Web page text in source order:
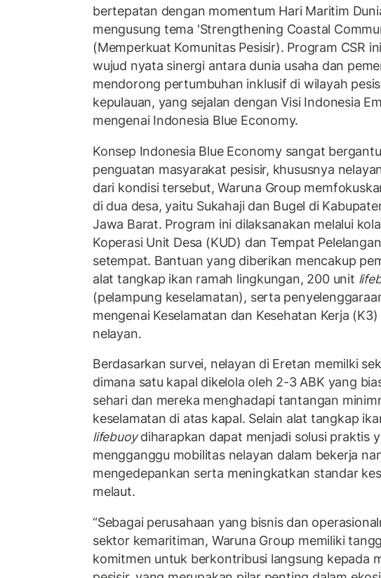
bertepatan dengan momentum Hari Maritim
mengusung tema 'Strengthening Coastal
(Memperkuat Komunitas Pesisir). Program CSR
wujud nyata sinergi antara dunia usaha dan
mendorong pertumbuhan inklusif di wilayah
kepulauan, yang sejalan dengan Visi Indonesia
mengenai Indonesia Blue Economy.
Konsep Indonesia Blue Economy sangat
penguatan masyarakat pesisir, khususnya
dari kondisi tersebut, Waruna Group
di dua desa, yaitu Sukahaji dan Bugel di
Jawa Barat. Program ini dilaksanakan melalui
Koperasi Unit Desa (KUD) dan Tempat
setempat. Bantuan yang diberikan mencakup
alat tangkap ikan ramah lingkungan, 200 unit
(pelampung keselamatan), serta
mengenai Keselamatan dan Kesehatan Kerja
nelayan.
Berdasarkan survei, nelayan di Eretan memilki
dimana satu kapal dikelola oleh 2-3 ABK yang
sehari dan mereka menghadapi tantangan
keselamatan di atas kapal. Selain alat tangkap
lifebuoydiharapkan dapat menjadi solusi praktis
mengganggu mobilitas nelayan dalam bekerja
mengedepankan serta meningkatkan standar
melaut.
“Sebagai perusahaan yang bisnis dan
sektor kemaritiman, Waruna Group memiliki
komitmen untuk berkontribusi langsung kepada